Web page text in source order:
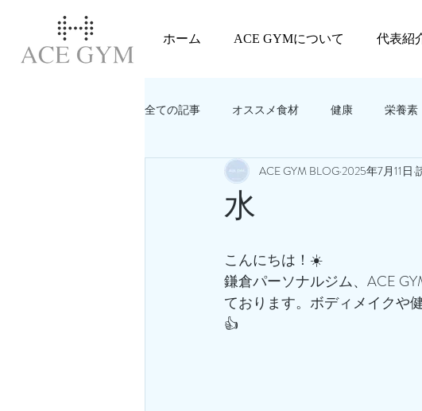
ホーム ACE GYMについて 代表紹
全ての記事 オススメ食材 健康 栄養素
教えてACEGYM‼️ 美容
水
ACE GYM BLOG 2025年7月11日
こんにちは！☀️
鎌倉パーソナルジム、ACE
ております。ボディメイクや
👍